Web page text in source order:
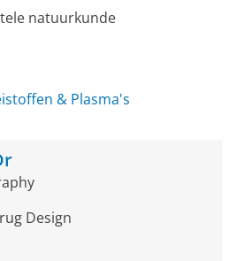
natuurkunde
& Plasma's
Design